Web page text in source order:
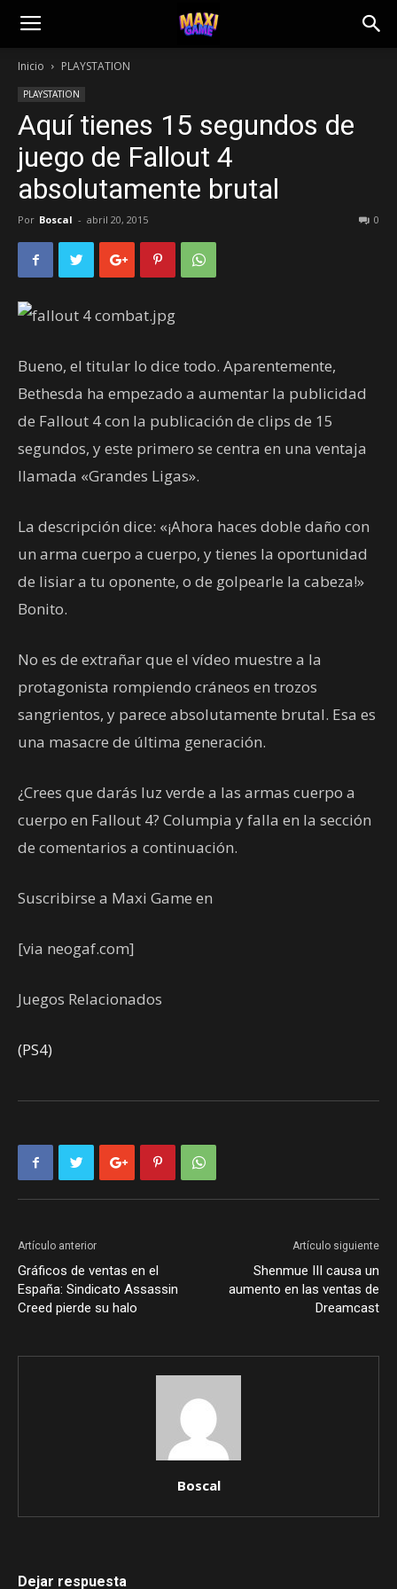
Inicio PLAYSTATION
PLAYSTATION
Aquí tienes 15 segundos de
juego de Fallout 4
absolutamente brutal
Por Boscal - abril 20, 2015 0
Bueno, el titular lo dice todo. Aparentemente,
Bethesda ha empezado a aumentar la publicidad
de Fallout 4 con la publicación de clips de 15
segundos, y este primero se centra en una ventaja
llamada «Grandes Ligas».
La descripción dice: «¡Ahora haces doble daño con
un arma cuerpo a cuerpo, y tienes la oportunidad
de lisiar a tu oponente, o de golpearle la cabeza!»
Bonito.
No es de extrañar que el vídeo muestre a la
protagonista rompiendo cráneos en trozos
sangrientos, y parece absolutamente brutal. Esa es
una masacre de última generación.
¿Crees que darás luz verde a las armas cuerpo a
cuerpo en Fallout 4? Columpia y falla en la sección
de comentarios a continuación.
Suscribirse a Maxi Game en
[via neogaf.com]
Juegos Relacionados
(PS4)
Artículo anterior
Gráficos de ventas en el
España: Sindicato Assassin
Creed pierde su halo
Artículo siguiente
Shenmue III causa un
aumento en las ventas de
Dreamcast
Boscal
Dejar respuesta